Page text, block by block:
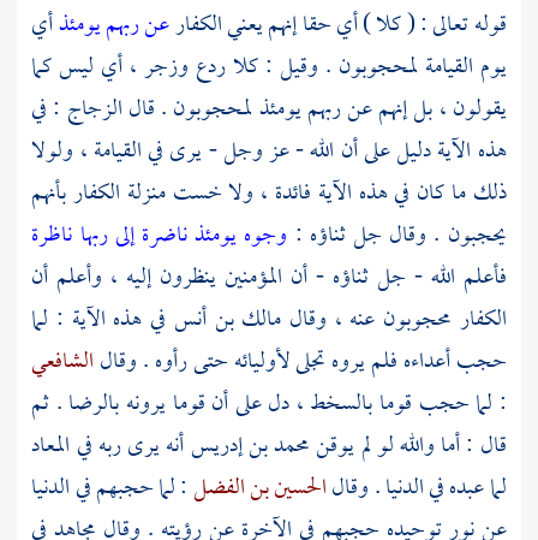
قوله تعالى : ( كلا ) أي حقا إنهم يعني الكفارعن ربهم يومئذأي
يوم القيامة لمحجوبون . وقيل : كلا ردع وزجر ، أي ليس كما
يقولون ، بل إنهم عن ربهم يومئذ لمحجوبون . قالالزجاج : في
هذه الآية دليل على أن الله - عز وجل - يرى في القيامة ، ولولا
ذلك ما كان في هذه الآية فائدة ، ولا خست منزلة الكفار بأنهم
يحجبون . وقال جل ثناؤه : وجوه يومئذ ناضرة إلى ربها ناظرة
فأعلم الله - جل ثناؤه - أن المؤمنين ينظرون إليه ، وأعلم أن
الكفار محجوبون عنه ، وقال مالك بن أنس في هذه الآية : لما
حجب أعداءه فلم يروه تجلى لأوليائه حتى رأوه . وقالالشافعي
: لما حجب قوما بالسخط ، دل على أن قوما يرونه بالرضا . ثم
قال : أما والله لو لم يوقنمحمد بن إدريسأنه يرى ربه في المعاد
لما عبده في الدنيا . وقالالحسين بن الفضل: لما حجبهم في الدنيا
عن نور توحيده حجبهم في الآخرة عن رؤيته . وقال مجاهدفي